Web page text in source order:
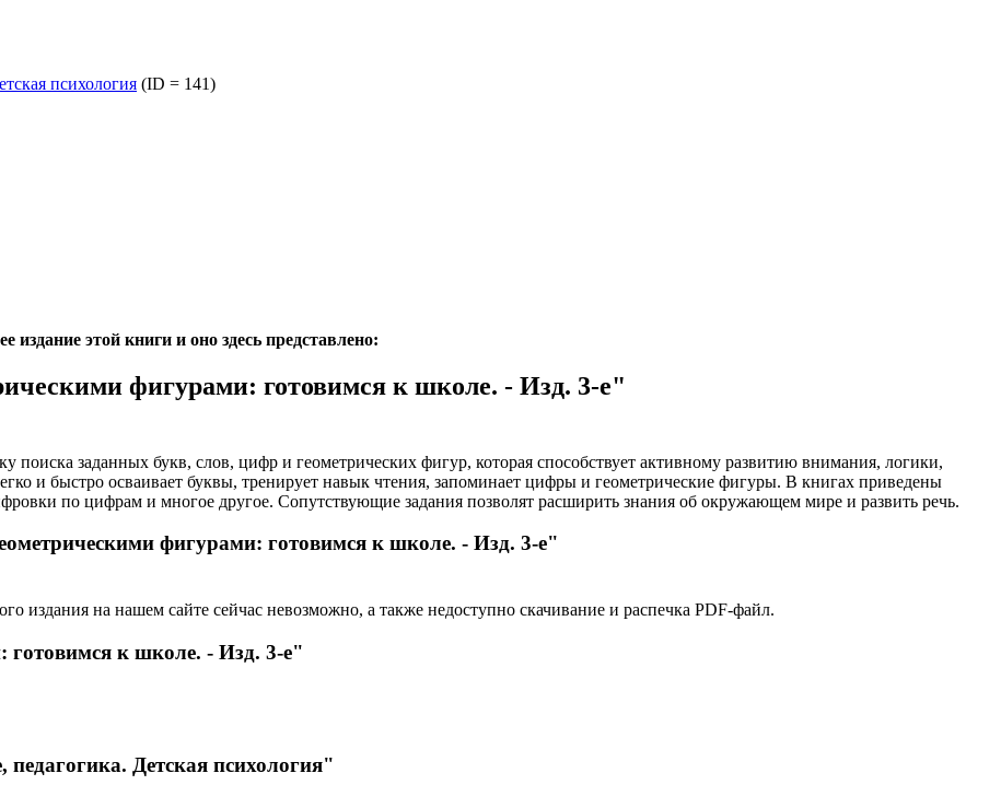
психология (ID = 141)
этой книги и оно здесь представлено:
фигурами: готовимся к школе. - Изд. 3-е"
поиска заданных букв, слов, цифр и геометрических фигур, которая способствует активному развитию внимания, логики,
и быстро осваивает буквы, тренирует навык чтения, запоминает цифры и геометрические фигуры. В книгах приведены
по цифрам и многое другое. Сопутствующие задания позволят расширить знания об окружающем мире и развить речь.
фигурами: готовимся к школе. - Изд. 3-е"
издания на нашем сайте сейчас невозможно, а также недоступно скачивание и распечка PDF-файл.
готовимся к школе. - Изд. 3-е"
Детская психология"